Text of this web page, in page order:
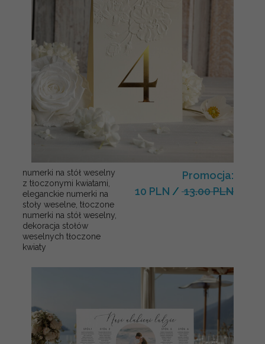
numerki na stół weselny
z tłoczonymi kwiatami,
eleganckie numerki na
stoły weselne, tłoczone
numerki na stół weselny,
dekoracja stołów
weselnych tłoczone
kwiaty
Promocja:
10 PLN / 13.00 PLN